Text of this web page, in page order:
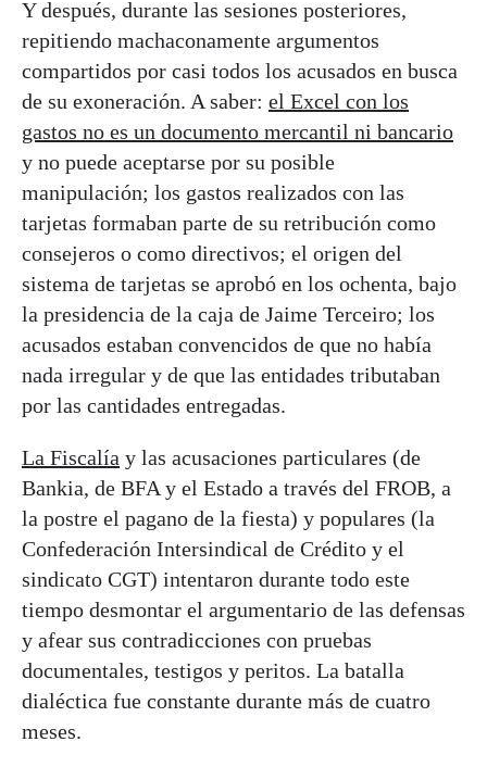
Y después, durante las sesiones posteriores,
repitiendo machaconamente argumentos
compartidos por casi todos los acusados en busca
de su exoneración. A saber: el Excel con los
gastos no es un documento mercantil ni bancario
y no puede aceptarse por su posible
manipulación; los gastos realizados con las
tarjetas formaban parte de su retribución como
consejeros o como directivos; el origen del
sistema de tarjetas se aprobó en los ochenta, bajo
la presidencia de la caja de Jaime Terceiro; los
acusados estaban convencidos de que no había
nada irregular y de que las entidades tributaban
por las cantidades entregadas.
La Fiscalía y las acusaciones particulares (de
Bankia, de BFA y el Estado a través del FROB, a
la postre el pagano de la fiesta) y populares (la
Confederación Intersindical de Crédito y el
sindicato CGT) intentaron durante todo este
tiempo desmontar el argumentario de las defensas
y afear sus contradicciones con pruebas
documentales, testigos y peritos. La batalla
dialéctica fue constante durante más de cuatro
meses.